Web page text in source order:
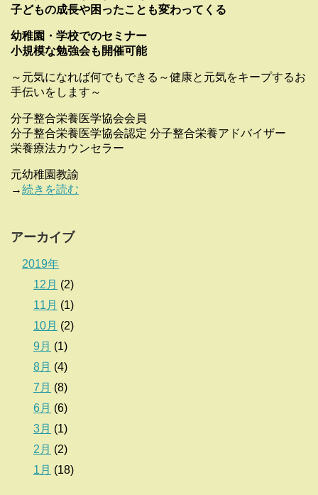
子どもの成長や困ったことも変わってくる
幼稚園・学校でのセミナー
小規模な勉強会も開催可能
～元気になれば何でもできる～健康と元気をキープするお
手伝いをします～
分子整合栄養医学協会会員
分子整合栄養医学協会認定 分子整合栄養アドバイザー
栄養療法カウンセラー
元幼稚園教諭
→続きを読む
アーカイブ
2019年
12月 (2)
11月 (1)
10月 (2)
9月 (1)
8月 (4)
7月 (8)
6月 (6)
3月 (1)
2月 (2)
1月 (18)